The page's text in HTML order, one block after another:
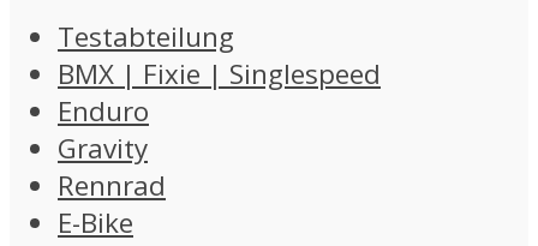
Testabteilung
BMX | Fixie | Singlespeed
Enduro
Gravity
Rennrad
E-Bike